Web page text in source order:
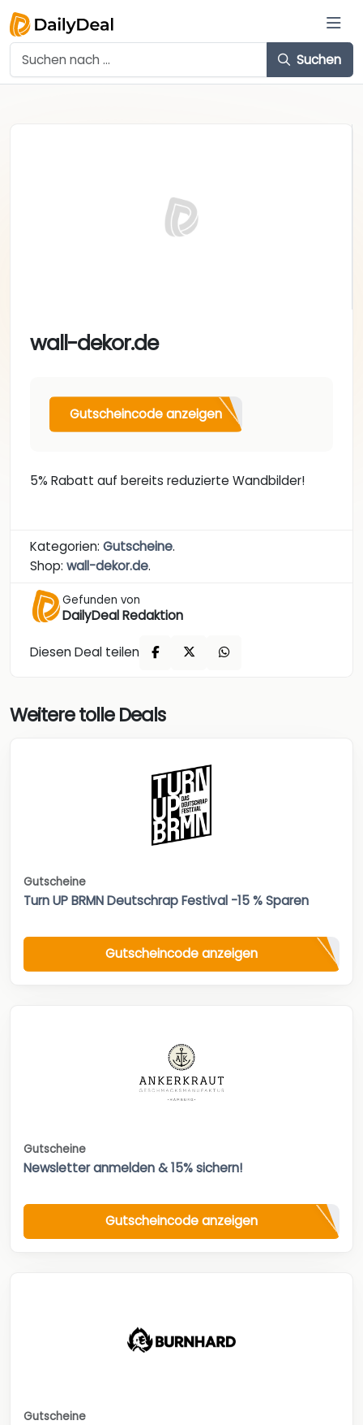
Suchen
wall-dekor.de
Gutscheincode anzeigen
5% Rabatt auf bereits reduzierte Wandbilder!
Kategorien: Gutscheine.
Shop: wall-dekor.de.
Gefunden von
DailyDeal Redaktion
Diesen Deal teilen
Weitere tolle Deals
Gutscheine
Turn UP BRMN Deutschrap Festival -15 % Sparen
Gutscheincode anzeigen
Gutscheine
Newsletter anmelden & 15% sichern!
Gutscheincode anzeigen
Gutscheine